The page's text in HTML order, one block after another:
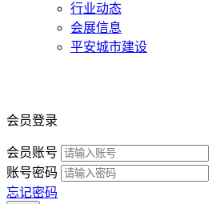
行业动态
会展信息
平安城市建设
会员登录
会员账号
账号密码
忘记密码